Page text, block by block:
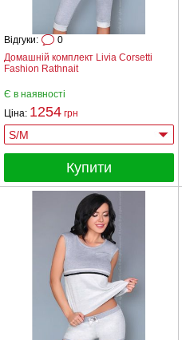
Домашній комплект Livia Corsetti
Fashion Rathnait
Відгуки: 0
Є в наявності
Ціна: 1254 грн
Купити